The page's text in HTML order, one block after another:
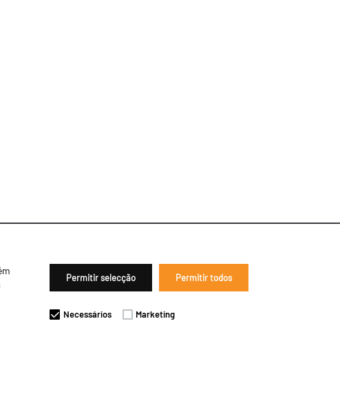
Permitir selecção Permitir todos
Necessários Marketing